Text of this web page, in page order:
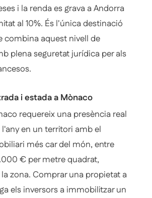
i la renda es grava a Andorra
al 10%. És l'única destinació
combina aquest nivell de
plena seguretat jurídica per als
i estada a Mònaco
requereix una presència real
l'any en un territori amb el
més car del món, entre
€ per metre quadrat,
zona. Comprar una propietat a
els inversors a immobilitzar un